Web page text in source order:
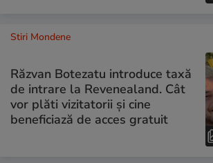
Stiri Mondene
Răzvan Botezatu introduce taxă
de intrare la Revenealand. Cât
vor plăti vizitatorii și cine
beneficiază de acces gratuit